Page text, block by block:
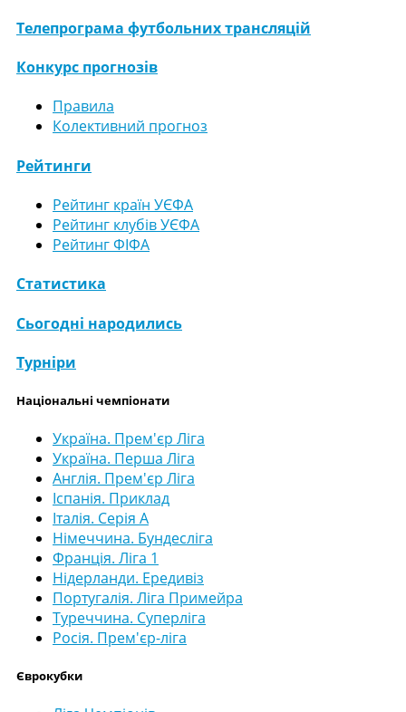
Телепрограма футбольних трансляцій
Конкурс прогнозів
Правила
Колективний прогноз
Рейтинги
Рейтинг країн УЄФА
Рейтинг клубів УЄФА
Рейтинг ФІФА
Статистика
Сьогодні народились
Турніри
Національні чемпіонати
Україна. Прем'єр Ліга
Україна. Перша Ліга
Англія. Прем'єр Ліга
Іспанія. Приклад
Італія. Серія А
Німеччина. Бундесліга
Франція. Ліга 1
Нідерланди. Ередивіз
Португалія. Ліга Примейра
Туреччина. Суперліга
Росія. Прем'єр-ліга
Єврокубки